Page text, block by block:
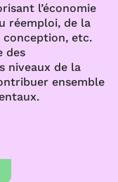
l’économie
réemploi, de la
etc.
des
niveaux de la
ensemble